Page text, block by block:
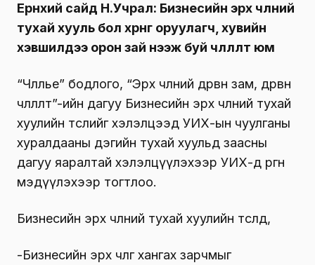
Ерөнхий сайд Н.Учрал: Бизнесийн эрх чөлөөний
тухай хууль бол хөрөнгө оруулагч, хувийн
хэвшилдээ орон зай нээж буй чөлөөлөлт юм
“Чөлөөлье” бодлого, “Эрх чөлөөний дөрвөн зам, дөрвөн
чөлөөлөлт”-ийн дагуу Бизнесийн эрх чөлөөний тухай
хуулийн төслийг хэлэлцээд УИХ-ын чуулганы
хуралдааны дэгийн тухай хуульд заасны
дагуу яаралтай хэлэлцүүлэхээр УИХ-д өргөн
мэдүүлэхээр тогтлоо.
Бизнесийн эрх чөлөөний тухай хуулийн төсөлд,
-Бизнесийн эрх чөлөөг хангах зарчмыг